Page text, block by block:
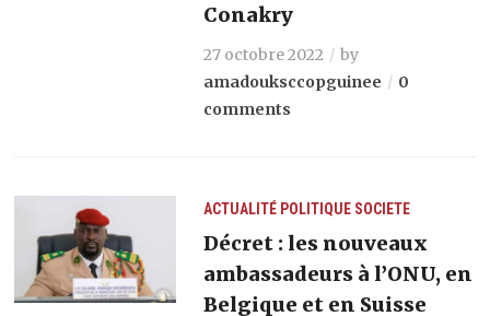
Conakry
27 octobre 2022
by
amadouksccopguinee
0
comments
ACTUALITÉ POLITIQUE SOCIETE
Décret : les nouveaux
ambassadeurs à l’ONU, en
Belgique et en Suisse